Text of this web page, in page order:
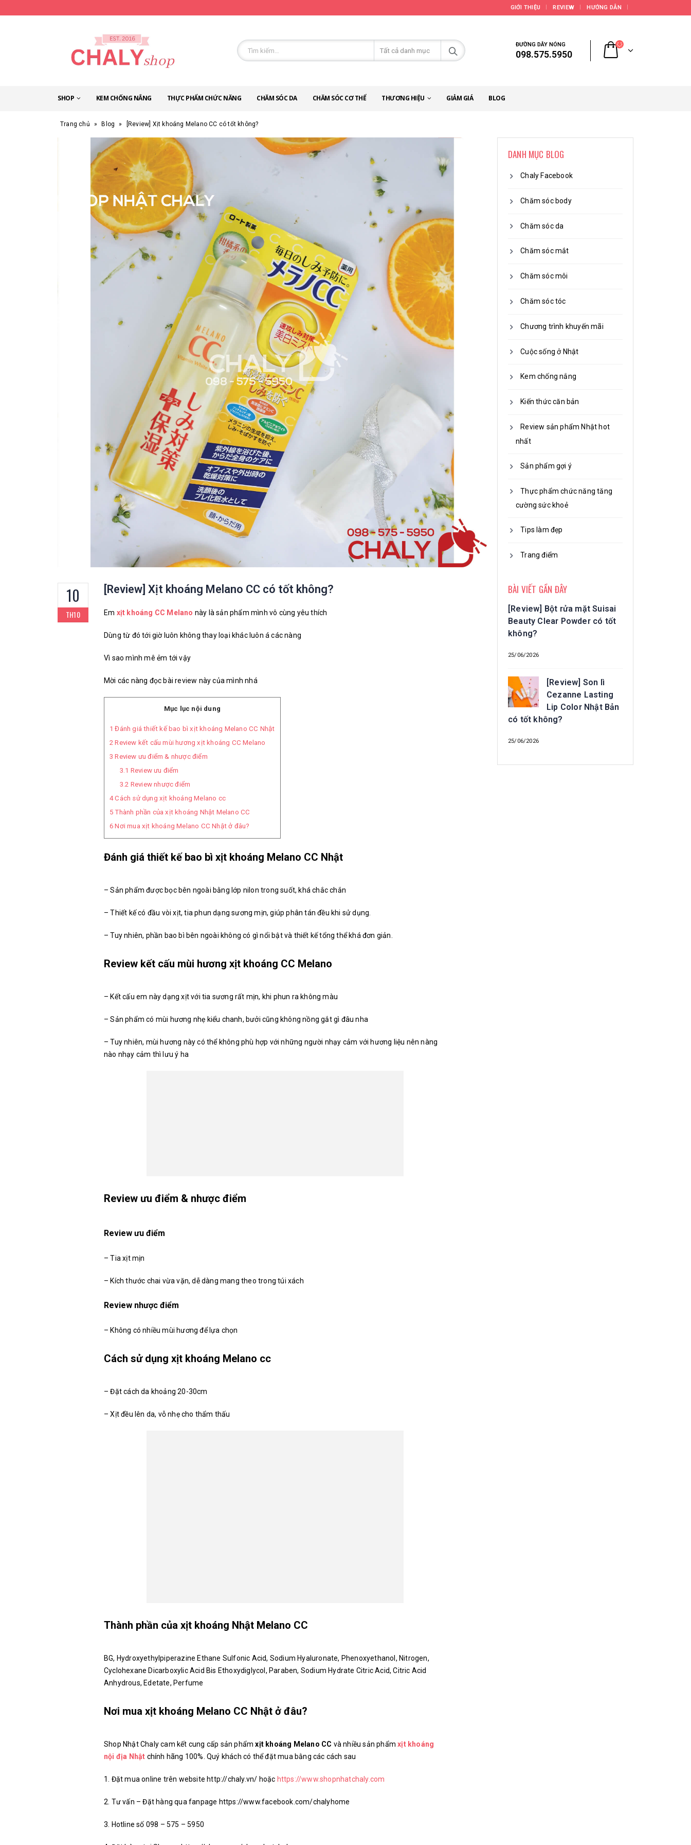
GIỚI THIỆU REVIEW HƯỚNG DẪN
ĐƯỜNG DÂY NÓNG
098.575.5950
SHOP KEM CHỐNG NẮNG THỰC PHẨM CHỨC NĂNG CHĂM SÓC DA CHĂM SÓC CƠ THỂ THƯƠNG HIỆU GIẢM GIÁ BLOG
Trang chủ » Blog » [Review] Xịt khoáng Melano CC có tốt không?
10
TH10
[Review] Xịt khoáng Melano CC có tốt không?
Em xịt khoáng CC Melano này là sản phẩm mình vô cùng yêu thích
Dùng từ đó tới giờ luôn không thay loại khác luôn á các nàng
Vì sao mình mê ẻm tới vậy
Mời các nàng đọc bài review này của mình nhá
Mục lục nội dung
1 Đánh giá thiết kế bao bì xịt khoáng Melano CC Nhật
2 Review kết cấu mùi hương xịt khoáng CC Melano
3 Review ưu điểm & nhược điểm
3.1 Review ưu điểm
3.2 Review nhược điểm
4Cách sử dụng xịt khoáng Melano cc
5 Thành phần của xịt khoáng Nhật Melano CC
6 Nơi mua xịt khoáng Melano CC Nhật ở đâu?
Đánh giá thiết kế bao bì xịt khoáng Melano CC Nhật
– Sản phẩm được bọc bên ngoài bằng lớp nilon trong suốt, khá chắc chắn
– Thiết kế có đầu vòi xịt, tia phun dạng sương mịn, giúp phân tán đều khi sử dụng.
– Tuy nhiên, phần bao bì bên ngoài không có gì nổi bật và thiết kế tổng thể khá đơn giản.
Review kết cấu mùi hương xịt khoáng CC Melano
– Kết cấu em này dạng xịt với tia sương rất mịn, khi phun ra không màu
– Sản phẩm có mùi hương nhẹ kiểu chanh, bưởi cũng không nồng gắt gì đâu nha
– Tuy nhiên, mùi hương này có thể không phù hợp với những người nhạy cảm với hương liệu nên nàng
nào nhạy cảm thì lưu ý ha
Review ưu điểm & nhược điểm
Review ưu điểm
– Tia xịt mịn
– Kích thước chai vừa vặn, dễ dàng mang theo trong túi xách
Review nhược điểm
– Không có nhiều mùi hương để lựa chọn
Cách sử dụng xịt khoáng Melano cc
– Đặt cách da khoảng 20-30cm
– Xịt đều lên da, vỗ nhẹ cho thẩm thấu
Thành phần của xịt khoáng Nhật Melano CC
BG, Hydroxyethylpiperazine Ethane Sulfonic Acid, Sodium Hyaluronate, Phenoxyethanol, Nitrogen,
Cyclohexane Dicarboxylic Acid Bis Ethoxydiglycol, Paraben, Sodium Hydrate Citric Acid, Citric Acid
Anhydrous, Edetate, Perfume
Nơi mua xịt khoáng Melano CC Nhật ở đâu?
Shop Nhật Chaly cam kết cung cấp sản phẩm xịt khoáng Melano CC và nhiều sản phẩmxịt khoáng
nội địa Nhật chính hãng 100%. Quý khách có thể đặt mua bằng các cách sau
1. Đặt mua online trên website http://chaly.vn/ hoặc https://www.shopnhatchaly.com
2. Tư vấn – Đặt hàng qua fanpage https://www.facebook.com/chalyhome
3. Hotline số 098 – 575 – 5950
DANH MỤC BLOG
Chaly Facebook
Chăm sóc body
Chăm sóc da
Chăm sóc mắt
Chăm sóc môi
Chăm sóc tóc
Chương trình khuyến mãi
Cuộc sống ở Nhật
Kem chống nắng
Kiến thức căn bản
Review sản phẩm Nhật hot
nhất
Sản phẩm gợi ý
Thực phẩm chức năng tăng
cường sức khoẻ
Tips làm đẹp
Trang điểm
BÀI VIẾT GẦN ĐÂY
[Review] Bột rửa mặt Suisai
Beauty Clear Powder có tốt
không?
25/06/2026
[Review] Son lì
Cezanne Lasting
Lip Color Nhật Bản
có tốt không?
25/06/2026